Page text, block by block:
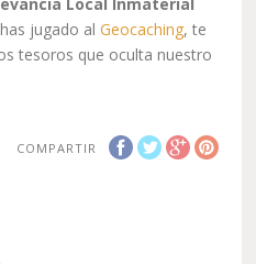
has jugado alGeocaching, te
tesoros que oculta nuestro
COMPARTIR